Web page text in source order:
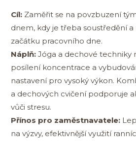
Cíl: Zaměřit se na povzbuzení
dnem, kdy je třeba soustředění a
začátku pracovního dne.
Náplň: Jóga a dechové techniky
posílení koncentrace a
nastavení pro vysoký výkon.
a dechových cvičení podporuje
vůči stresu.
Přínos pro zaměstnavatele:
na výzvy, efektivnější využití